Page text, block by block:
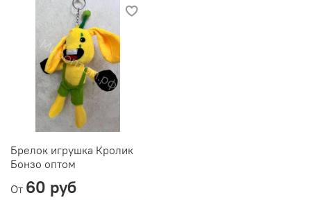
Брелок игрушка Кролик
Бонзо оптом
От 60 руб